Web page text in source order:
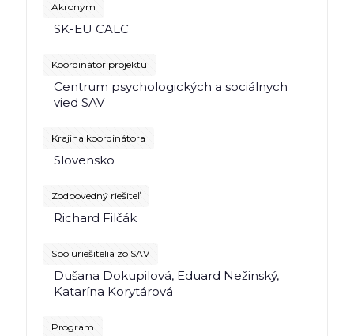
Akronym
SK-EU CALC
Koordinátor projektu
Centrum psychologických a sociálnych
vied SAV
Krajina koordinátora
Slovensko
Zodpovedný riešiteľ
Richard Filčák
Spoluriešitelia zo SAV
Dušana Dokupilová, Eduard Nežinský,
Katarína Korytárová
Program